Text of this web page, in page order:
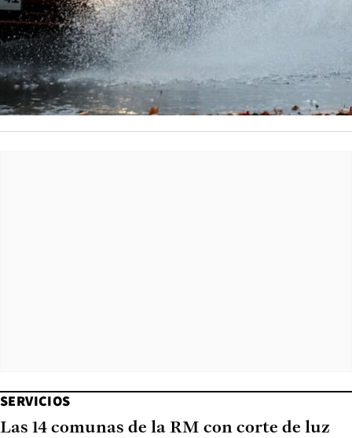
SERVICIOS
Las 14 comunas de la RM con corte de luz